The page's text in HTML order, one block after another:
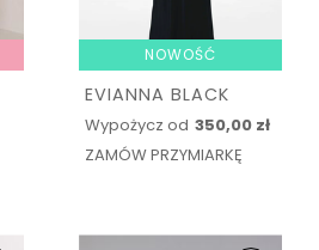
NOWOŚĆ
EVIANNA BLACK
Wypożycz od 350,00 zł
ZAMÓW PRZYMIARKĘ